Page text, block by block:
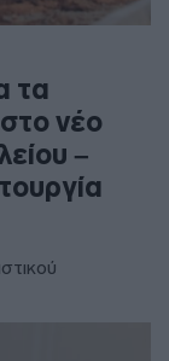
τα
νέο
–